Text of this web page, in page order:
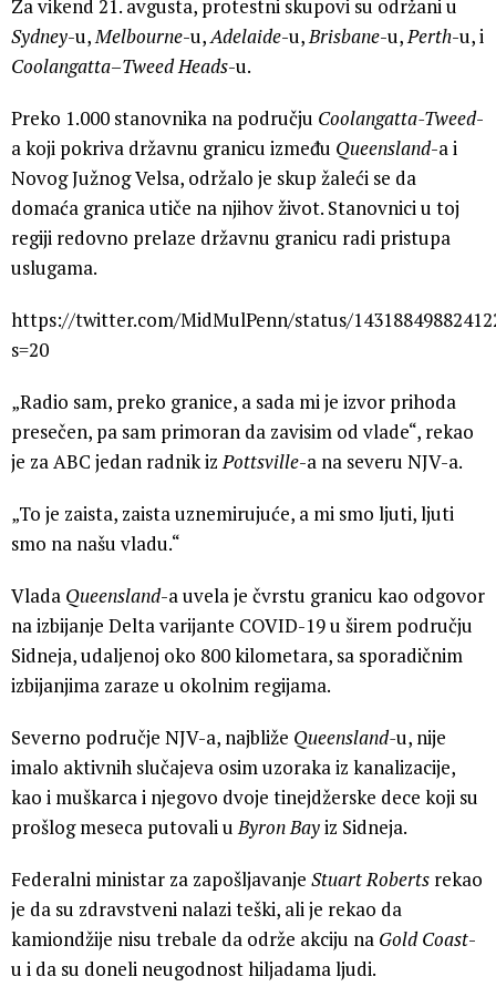
Za vikend 21. avgusta, protestni skupovi su održani u
Sydney-u,Melbourne-u,Adelaide-u,Brisbane-u,Perth-u, i
Coolangatta–Tweed Heads-u.
Preko 1.000 stanovnika na području Coolangatta-Tweed-
a koji pokriva državnu granicu između Queensland-a i
Novog Južnog Velsa, održalo je skup žaleći se da
domaća granica utiče na njihov život. Stanovnici u toj
regiji redovno prelaze državnu granicu radi pristupa
uslugama.
https://twitter.com/MidMulPenn/status/
s=20
„Radio sam, preko granice, a sada mi je izvor prihoda
presečen, pa sam primoran da zavisim od vlade“, rekao
je za ABC jedan radnik izPottsville-a na severu NJV-a.
„To je zaista, zaista uznemirujuće, a mi smo ljuti, ljuti
smo na našu vladu.“
Vlada Queensland-a uvela je čvrstu granicu kao odgovor
na izbijanje Delta varijante COVID-19 u širem području
Sidneja, udaljenoj oko 800 kilometara, sa sporadičnim
izbijanjima zaraze u okolnim regijama.
Severno područje NJV-a, najbliže Queensland-u, nije
imalo aktivnih slučajeva osim uzoraka iz kanalizacije,
kao i muškarca i njegovo dvoje tinejdžerske dece koji su
prošlog meseca putovali uByron Bayiz Sidneja.
Federalni ministar za zapošljavanje Stuart Roberts rekao
je da su zdravstveni nalazi teški, ali je rekao da
kamiondžije nisu trebale da održe akciju na Gold Coast-
u i da su doneli neugodnost hiljadama ljudi.